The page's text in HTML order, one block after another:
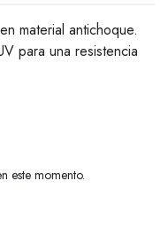
material antichoque.
para una resistencia
este momento.